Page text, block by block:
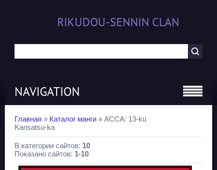
RIKUDOU-SENNIN CLAN
NAVIGATION
Главная » Каталог манги » ACCA: 13-ku
Kansatsu-ka
В категории сайтов: 10
Показано сайтов: 1-10